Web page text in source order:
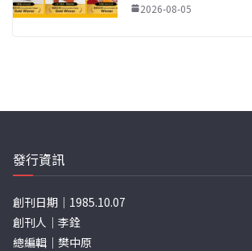
2026-08-05
發行資訊
創刊日期｜1985.10.07
創刊人｜李銓
總編輯｜樊中原